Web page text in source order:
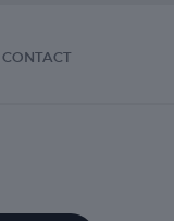
CONTACT